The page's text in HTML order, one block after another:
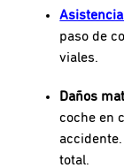
paso de
viales.
Daños
coche en
total.